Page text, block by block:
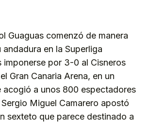
Guaguas comenzó de manera
andadura en la Superliga
imponerse por 3-0 al Cisneros
Gran Canaria Arena, en un
acogió a unos 800 espectadores
Miguel Camarero apostó
sexteto que parece destinado a